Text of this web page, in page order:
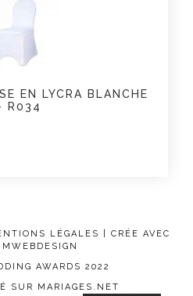
EN LYCRA BLANCHE
R034
LÉGALES
| CRÉE AVEC